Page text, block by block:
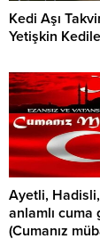
Kedi Aşı
Yetişkin
Ayetli,
anlamlı cuma
(Cumanız